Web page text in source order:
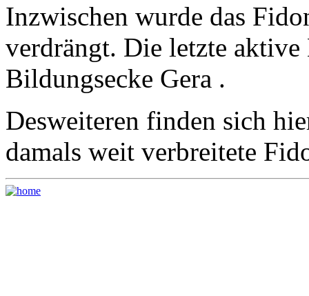
Inzwischen wurde das
verdrängt. Die letzte
Bildungsecke Gera .
Desweiteren finden sich
damals weit verbreitete